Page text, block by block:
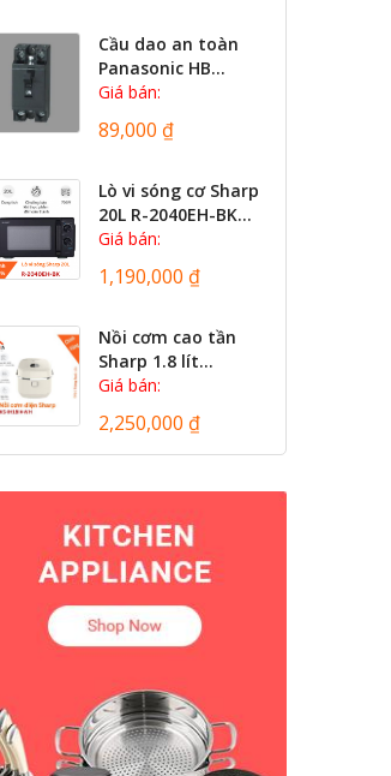
Cầu dao an toàn
Panasonic HB...
Giá bán:
89,000 ₫
Lò vi sóng cơ Sharp
20L R-2040EH-BK...
Giá bán:
1,190,000 ₫
Nồi cơm cao tần
Sharp 1.8 lít...
Giá bán:
2,250,000 ₫